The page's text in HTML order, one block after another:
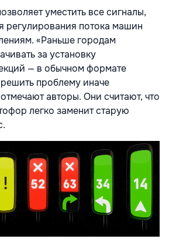
уместить все сигналы,
регулирования потока машин
«Раньше городам
за установку
— в обычном формате
проблему иначе
авторы. Они считают, что
легко заменит старую